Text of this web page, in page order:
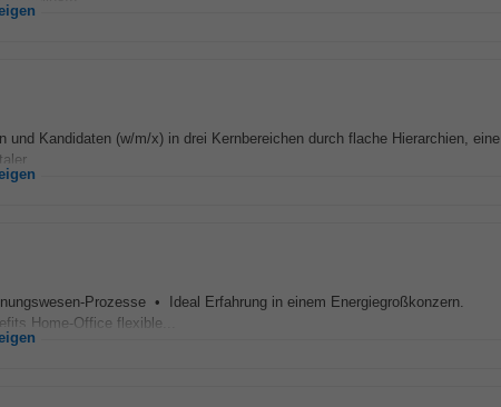
und Kandidaten (w/m/x) in drei Kernbereichen durch flache Hierarchien, eine
Prozesse • Ideal Erfahrung in einem Energiegroßkonzern.
Home-Office flexible...